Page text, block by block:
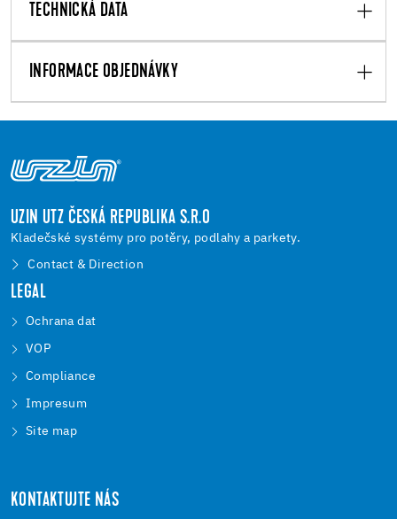
TECHNICKÁ DATA
INFORMACE OBJEDNÁVKY
UZIN UTZ ČESKÁ REPUBLIKA S.R.O
Kladečské systémy pro potěry, podlahy a parkety.
Contact & Direction
LEGAL
Ochrana dat
VOP
Compliance
Impresum
Site map
KONTAKTUJTE NÁS